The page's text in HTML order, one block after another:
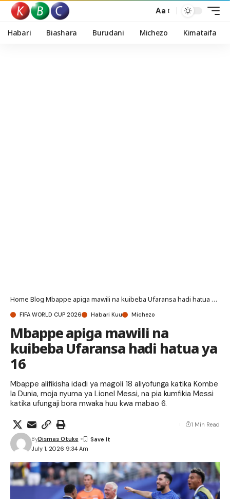
Aa
Habari Biashara Burudani Michezo Kimataifa
Home Blog Mbappe apiga mawili na kuibeba Ufaransa hadi hatua ya 16
FIFA WORLD CUP 2026 Habari Kuu Michezo
Mbappe apiga mawili na
kuibeba Ufaransa hadi hatua ya
16
Mbappe alifikisha idadi ya magoli 18 aliyofunga katika Kombe
la Dunia, moja nyuma ya Lionel Messi, na pia kumfikia Messi
katika ufungaji bora mwaka huu kwa mabao 6.
July 1, 2026 9:34 Am
ByDismas Otuke
1 Min Read